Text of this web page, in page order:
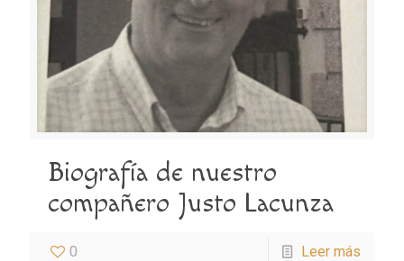
Biografía de nuestro
compañero Justo Lacunza
0 Leer más